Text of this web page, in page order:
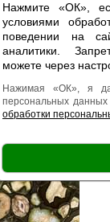
Нажмите «ОК»,
условиями
поведении на
аналитики.
можете через
Нажимая «ОК», я
персональных данных
обработки
В
Есть образец |